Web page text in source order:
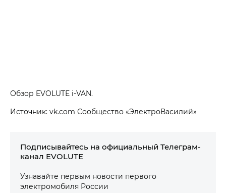
Обзор EVOLUTE i‑VAN.
Источник: vk.com Сообщество «ЭлектроВасилий»
Подписывайтесь на официальный Телеграм-
канал EVOLUTE
Узнавайте первым новости первого
электромобиля России